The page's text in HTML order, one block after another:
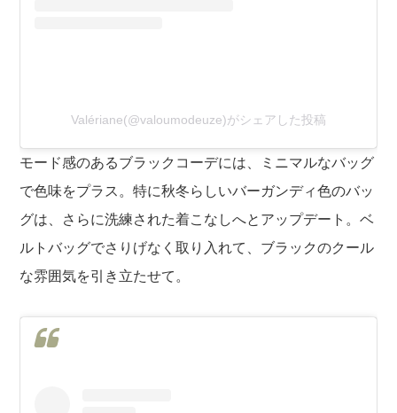
Valériane(@valoumodeuze)がシェアした投稿
モード感のあるブラックコーデには、ミニマルなバッグ
で色味をプラス。特に秋冬らしいバーガンディ色のバッ
グは、さらに洗練された着こなしへとアップデート。ベ
ルトバッグでさりげなく取り入れて、ブラックのクール
な雰囲気を引き立たせて。